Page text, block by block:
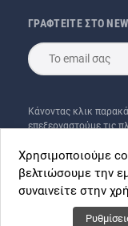
ΓΡΑΦΤΕΙΤΕ ΣΤΟ
Κάνοντας κλικ
επεξεργαστούμε τις
Χρησιμοποιούμε
βελτιώσουμε την
συναινείτε στην